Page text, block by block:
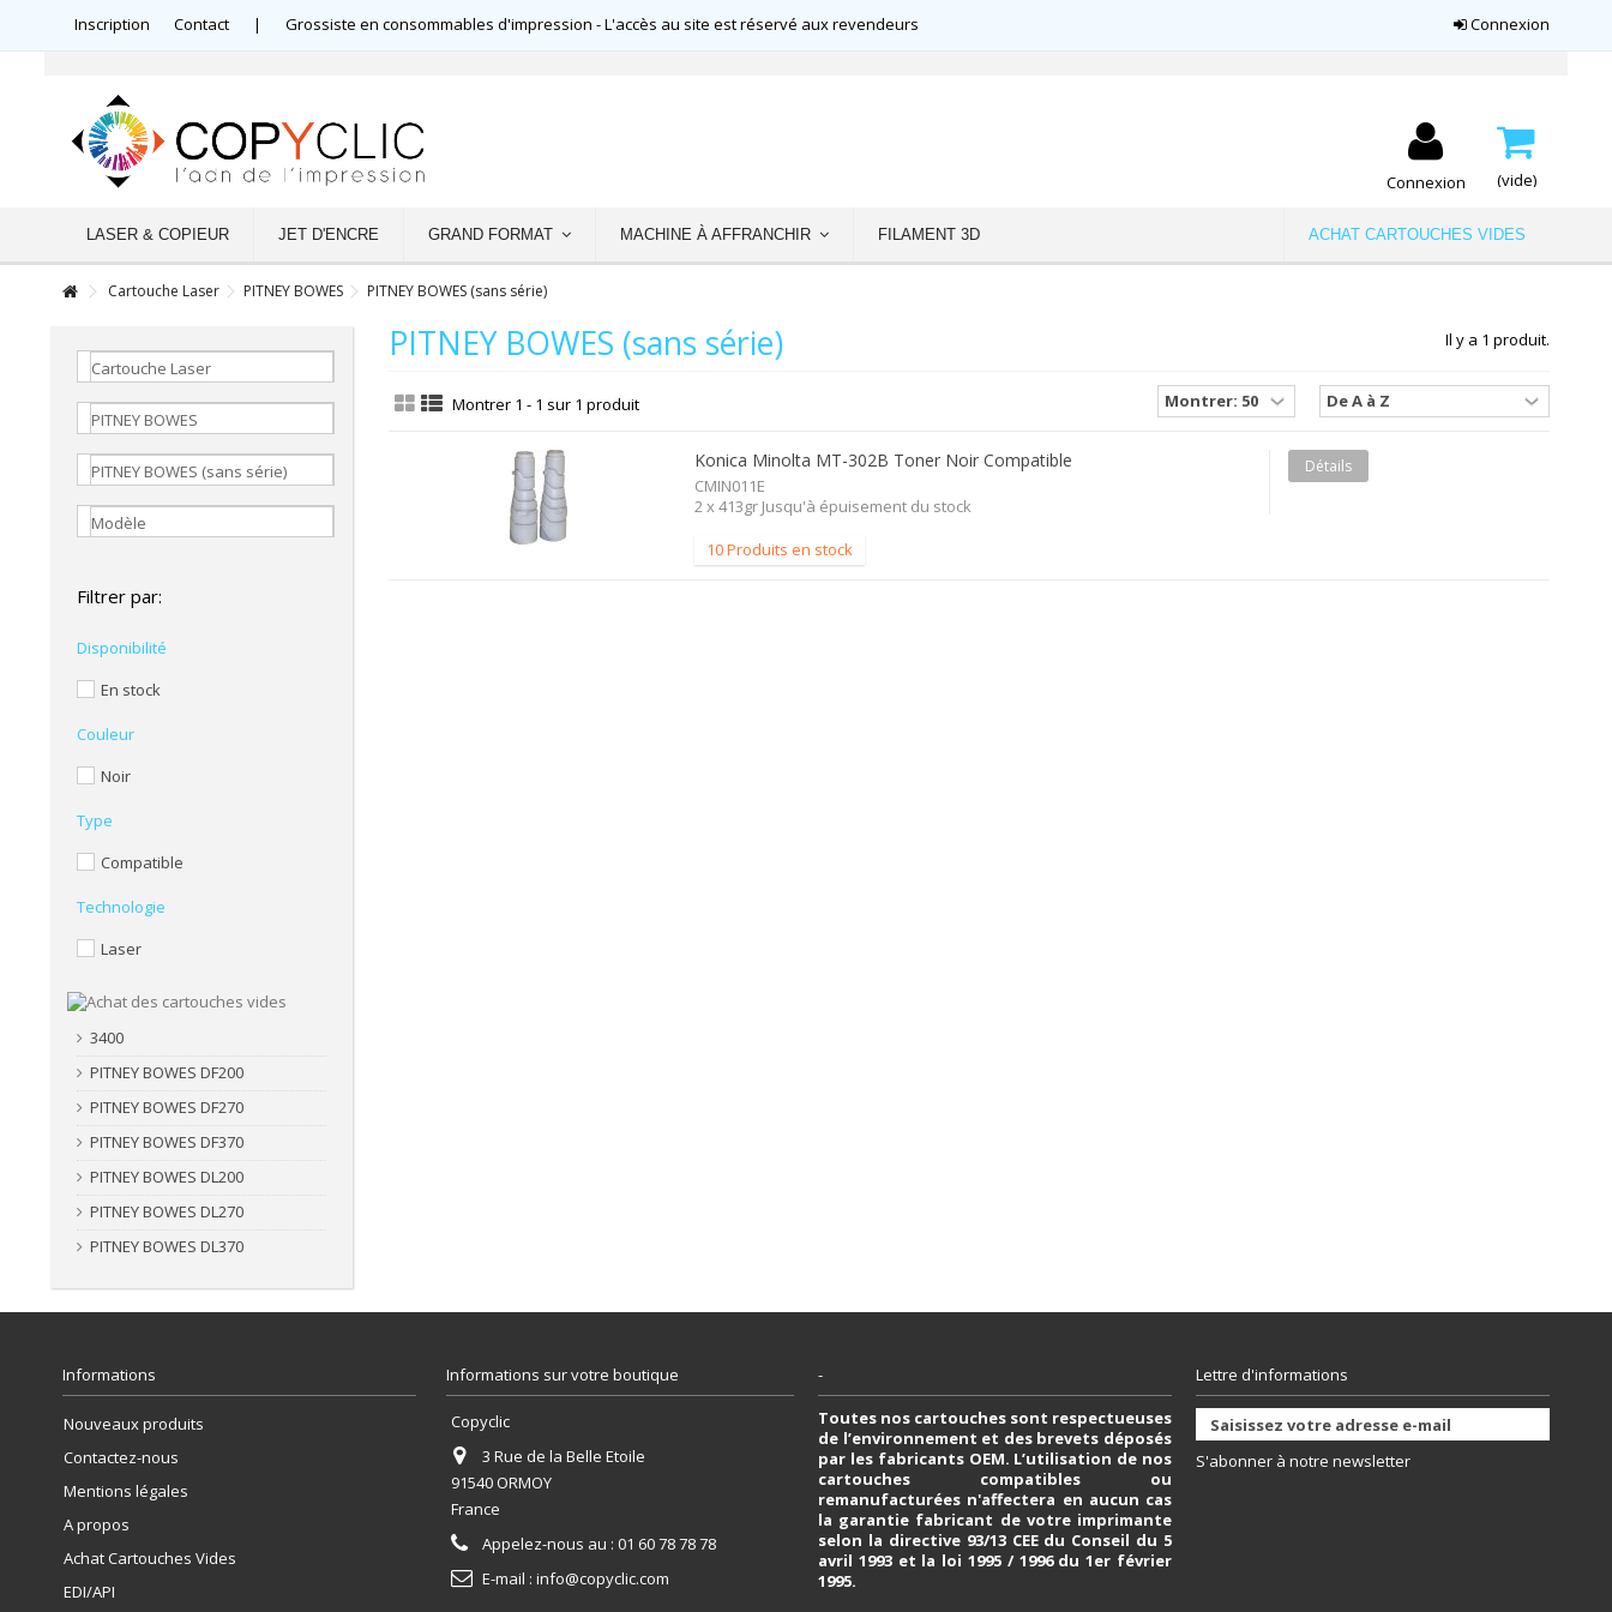
Connexion
Inscription Contact | Grossiste en consommables d'impression - L'accès au site est réservé aux revendeurs
(vide)
Connexion
LASER & COPIEUR JET D'ENCRE GRAND FORMAT MACHINE À AFFRANCHIR FILAMENT 3D ACHAT CARTOUCHES VIDES
Cartouche Laser PITNEY BOWES PITNEY BOWES (sans série)
Cartouche Laser
PITNEY BOWES
PITNEY BOWES (sans série)
Modèle
Filtrer par:
Disponibilité
En stock
Couleur
Noir
Type
Compatible
Technologie
Laser
3400
PITNEY BOWES DF200
PITNEY BOWES DF270
PITNEY BOWES DF370
PITNEY BOWES DL200
PITNEY BOWES DL270
PITNEY BOWES DL370
PITNEY BOWES (sans série) Il y a 1 produit.
Montrer 1 - 1 sur 1 produit
Konica Minolta MT-302B Toner Noir Compatible
CMIN011E
2 x 413gr Jusqu'à épuisement du stock
10 Produits en stock
Détails
Informations
Nouveaux produits
Contactez-nous
Mentions légales
A propos
Achat Cartouches Vides
EDI/API
Informations sur votre boutique
Copyclic
3 Rue de la Belle Etoile
91540 ORMOY
France
Appelez-nous au : 01 60 78 78 78
E-mail : info@copyclic.com
Lettre d'informations
S'abonner à notre newsletter
-
Toutes nos cartouches sont respectueuses
de l’environnement et des brevets déposés
par les fabricants OEM. L’utilisation de nos
cartouches compatibles ou
remanufacturées n'affectera en aucun cas
la garantie fabricant de votre imprimante
selon la directive 93/13 CEE du Conseil du 5
avril 1993 et la loi 1995 / 1996 du 1er février
1995.